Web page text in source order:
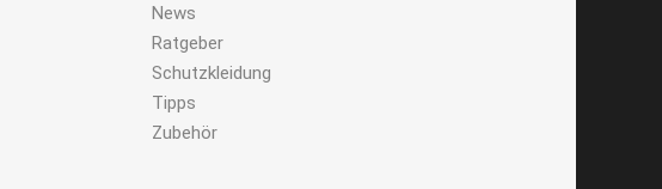
News
Ratgeber
Schutzkleidung
Tipps
Zubehör